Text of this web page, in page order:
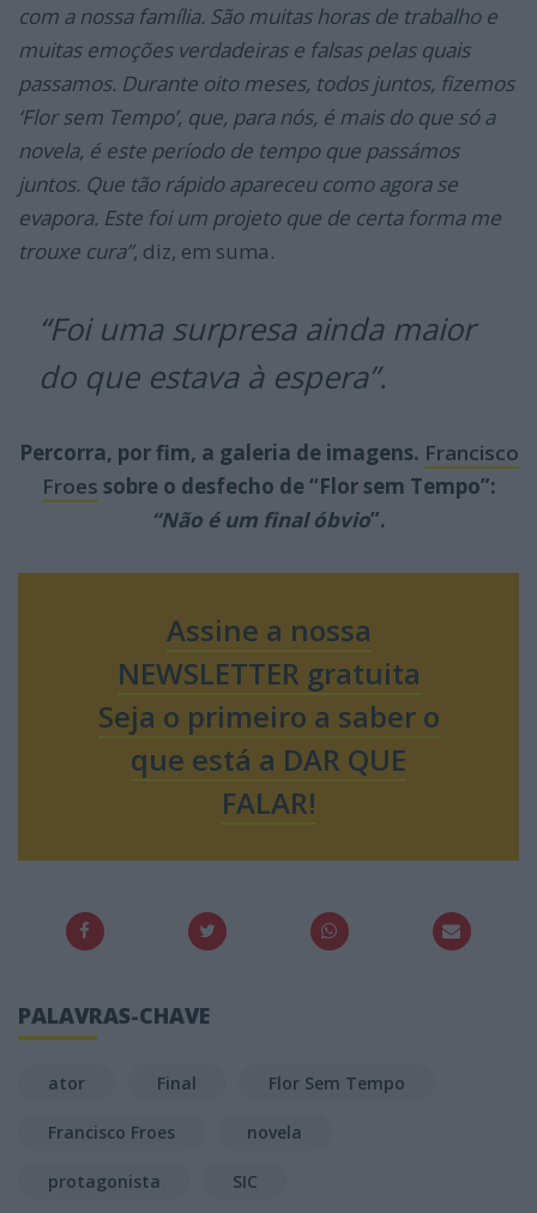
com a nossa família. São muitas horas de trabalho e
muitas emoções verdadeiras e falsas pelas quais
passamos. Durante oito meses, todos juntos, fizemos
‘Flor sem Tempo’, que, para nós, é mais do que só a
novela, é este período de tempo que passámos
juntos. Que tão rápido apareceu como agora se
evapora. Este foi um projeto que de certa forma me
trouxe cura”, diz, em suma.
“Foi uma surpresa ainda maior
do que estava à espera”.
Percorra, por fim, a galeria de imagens. Francisco
Froes sobre o desfecho de “Flor sem Tempo”:
“Não é um final óbvio”.
Assine a nossa
NEWSLETTER gratuita
Seja o primeiro a saber o
que está a DAR QUE
FALAR!
PALAVRAS-CHAVE
ator Final Flor Sem Tempo
Francisco Froes novela
protagonista SIC